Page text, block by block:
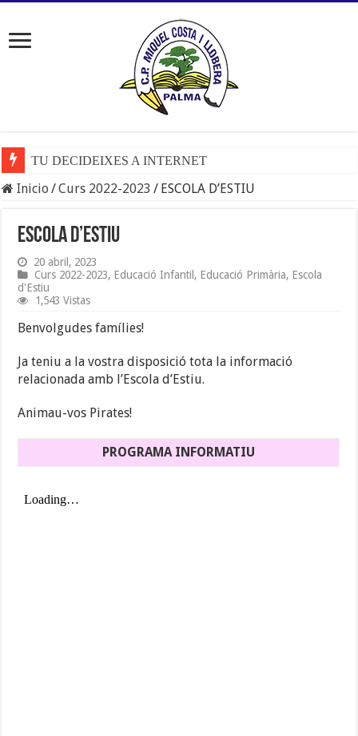
TU DECIDEIXES A INTERNET
Inicio /Curs 2022-2023 / ESCOLA D’ESTIU
ESCOLA D’ESTIU
20 abril, 2023
Curs 2022-2023, Educació Infantil , Educació Primària, Escola
d'Estiu
1,543 Vistas
Benvolgudes famílies!
Ja teniu a la vostra disposició tota la informació
relacionada amb l’Escola d’Estiu.
Animau-vos Pirates!
PROGRAMA INFORMATIU